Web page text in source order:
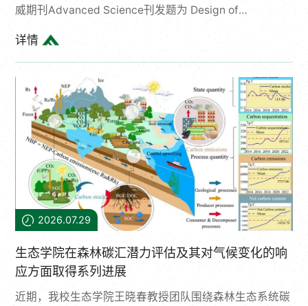
威期刊Advanced Science刊发题为 Design of
Removal Based on the Visual Effects of Wood
Furniture 的创新性研究成果。论文第一作者是我校2022
级木材科学与技术学科博士研究生魏欣越。该研究创新性
地将机器学习与光催化涂层设计相结合，通过构建“材料-
工艺-视...
详情
2026.07.29
生态学院在森林碳汇潜力评估及其对气候变化的响
应方面取得系列进展
近期，我校生态学院王晓春教授团队围绕森林生态系统碳